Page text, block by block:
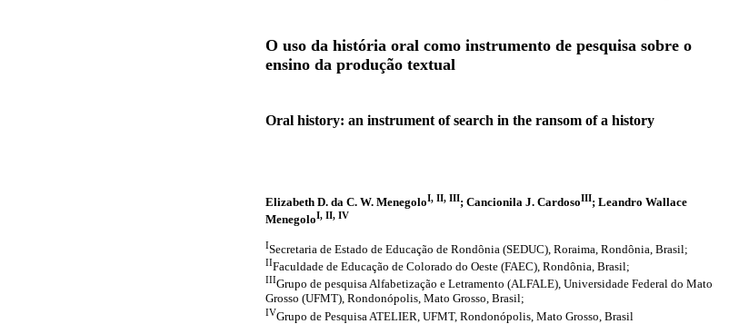
O uso da história oral como instrumento de pesquisa sobre o
ensino da produção textual
Oral history: an instrument of search in the ransom of a history
Elizabeth D. da C. W. MenegoloI, II, III; Cancionila J. CardosoIII; Leandro Wallace
MenegoloI, II, IV
ISecretaria de Estado de Educação de Rondônia (SEDUC), Roraima, Rondônia, Brasil;
IIFaculdade de Educação de Colorado do Oeste (FAEC), Rondônia, Brasil;
IIIGrupo de pesquisa Alfabetização e Letramento (ALFALE), Universidade Federal do Mato
Grosso (UFMT), Rondonópolis, Mato Grosso, Brasil;
IVGrupo de Pesquisa ATELIER, UFMT, Rondonópolis, Mato Grosso, Brasil